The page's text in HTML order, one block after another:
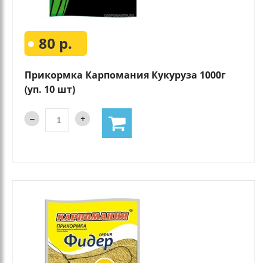
80 р.
Прикормка Карпомания Кукуруза 1000г
(уп. 10 шт)